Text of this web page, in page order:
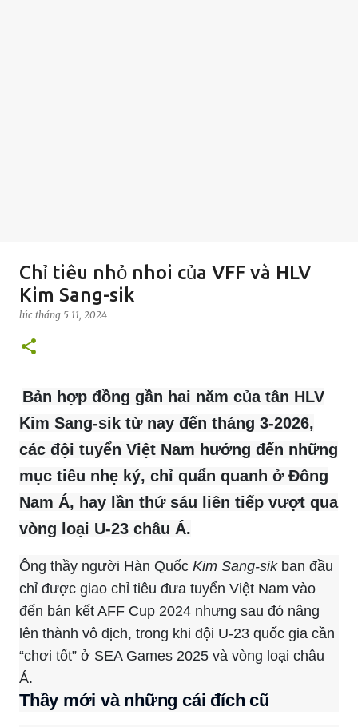
Chỉ tiêu nhỏ nhoi của VFF và HLV
Kim Sang-sik
lúc tháng 5 11, 2024
Bản hợp đồng gần hai năm của tân HLV
Kim Sang-sik từ nay đến tháng 3-2026,
các đội tuyển Việt Nam hướng đến những
mục tiêu nhẹ ký, chỉ quẩn quanh ở Đông
Nam Á, hay lần thứ sáu liên tiếp vượt qua
vòng loại U-23 châu Á.
Ông thầy người Hàn Quốc Kim Sang-sik ban đầu
chỉ được giao chỉ tiêu đưa tuyển Việt Nam vào
đến bán kết AFF Cup 2024 nhưng sau đó nâng
lên thành vô địch, trong khi đội U-23 quốc gia cần
“chơi tốt” ở SEA Games 2025 và vòng loại châu
Á.
Thầy mới và những cái đích cũ